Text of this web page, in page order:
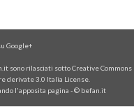
Google+
sono rilasciati sotto Creative Commons
derivate 3.0 Italia License.
l'apposita pagina - © befan.it